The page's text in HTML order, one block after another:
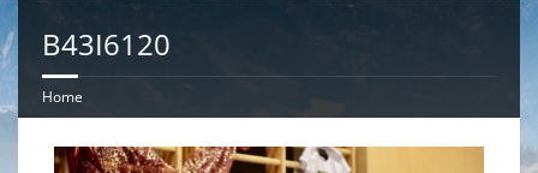
B43I6120
Home